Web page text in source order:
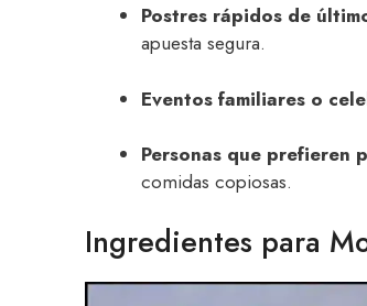
Postres rápidos de
apuesta segura.
Eventos familiares o
Personas que prefieren
comidas copiosas.
Ingredientes para